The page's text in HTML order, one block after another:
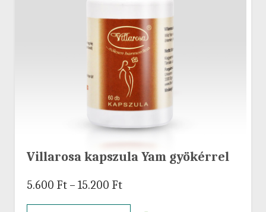
Villarosa kapszula Yam gyökérrel
5.600 Ft – 15.200 Ft